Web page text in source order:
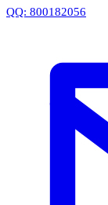
QQ: 800182056